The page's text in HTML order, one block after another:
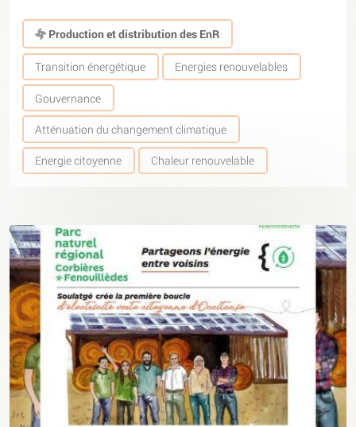
Production et distribution des EnR
Transition énergétique Energies renouvelables
Gouvernance
Atténuation du changement climatique
Energie citoyenne Chaleur renouvelable